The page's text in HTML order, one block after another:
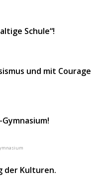
Schule“!
und mit Courage
der Kulturen.